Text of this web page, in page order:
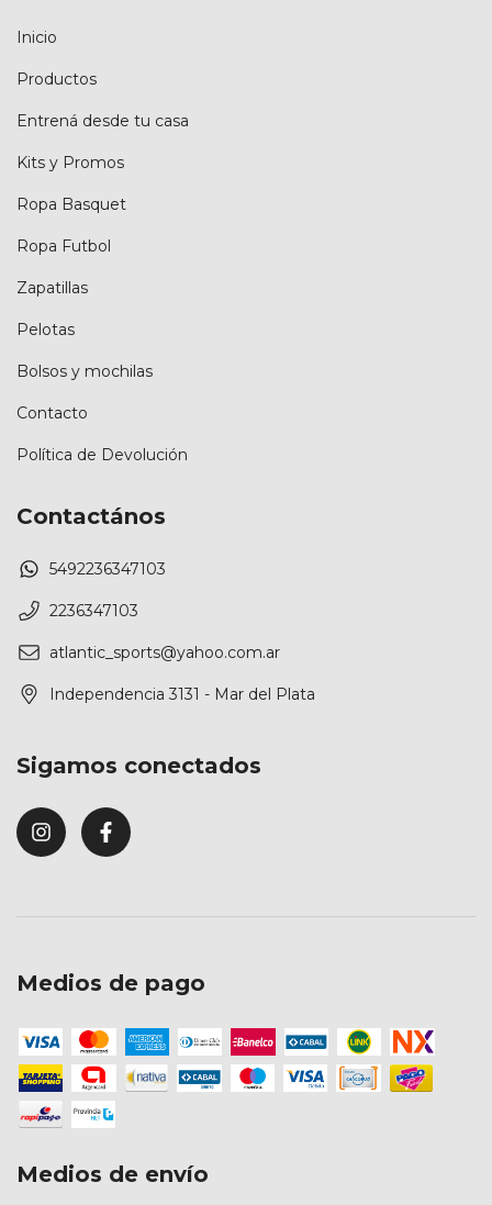
Inicio
Productos
Entrená desde tu casa
Kits y Promos
Ropa Basquet
Ropa Futbol
Zapatillas
Pelotas
Bolsos y mochilas
Contacto
Política de Devolución
Contactános
5492236347103
2236347103
atlantic_sports@yahoo.com.ar
Independencia 3131 - Mar del Plata
Sigamos conectados
Medios de pago
Medios de envío